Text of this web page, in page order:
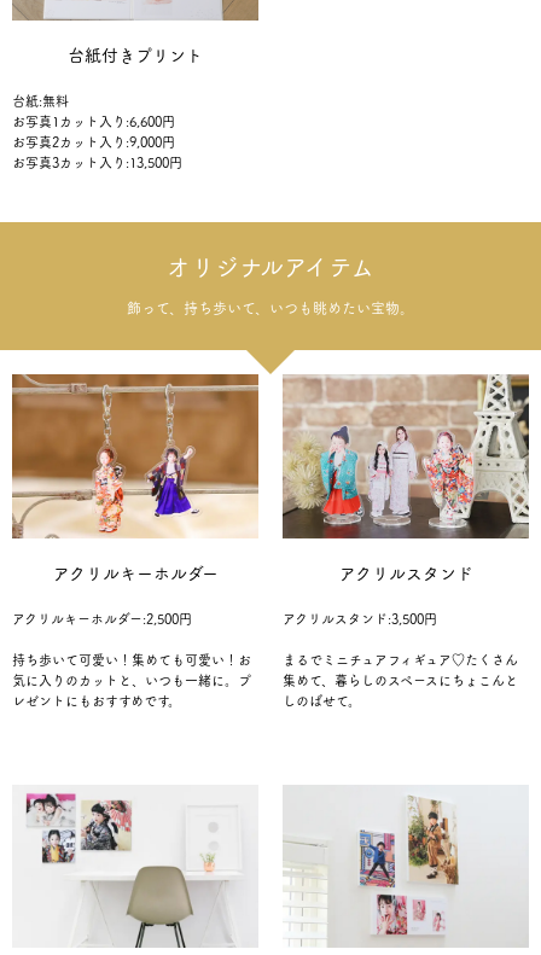
台紙付きプリント
台紙:無料
お写真1カット入り:6,600円
お写真2カット入り:9,000円
お写真3カット入り:13,500円
オリジナルアイテム
飾って、持ち歩いて、いつも眺めたい宝物。
アクリルキーホルダー
アクリルキーホルダー:2,500円
持ち歩いて可愛い！集めても可愛い！お
気に入りのカットと、いつも一緒に。プ
レゼントにもおすすめです。
アクリルスタンド
アクリルスタンド:3,500円
まるでミニチュアフィギュア♡たくさん
集めて、暮らしのスペースにちょこんと
しのばせて。